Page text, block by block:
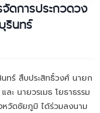
ดการประกวดวง
รินทร์
ร์ สืบประสิทธิ์วงศ์ นายก
ละ นายวรเมธ โยธาธรรม
หวัดชัยภูมิ ได้ร่วมลงนาม